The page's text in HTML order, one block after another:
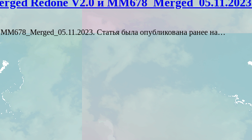
Статья была опубликована ранее на…